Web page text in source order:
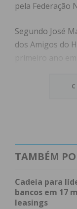
pela Federação
Segundo José
dos Amigos do
primeiro ano
“É simbólico,
Assine
TAMBÉM
Cadeia para
bancos em 17
leasings